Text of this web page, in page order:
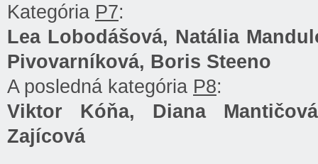
Kategória P7:
Lea Lobodášová, Natália
Pivovarníková, Boris Steeno
A posledná kategória P8:
Viktor Kóňa, Diana
Zajícová